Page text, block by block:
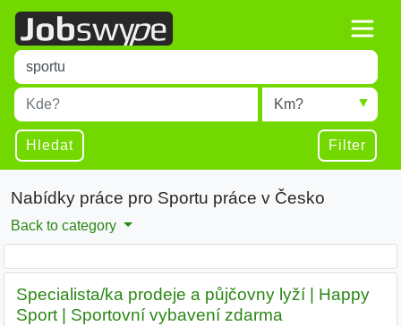
Title
Type 1 or more characters for results.
Místo
Type 1 or more characters for results.
Radius
Hledat Filter
Nabídky práce pro Sportu práce v Česko
Back to category
Specialista/ka prodeje a půjčovny lyží | Happy
Sport | Sportovní vybavení zdarma